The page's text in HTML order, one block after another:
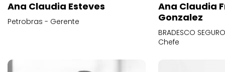
Ana Claudia Esteves
Petrobras - Gerente
Ana Claudia
Gonzalez
BRADESCO
Chefe